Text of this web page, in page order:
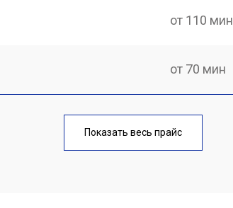
от 110 мин
от 70 мин
от 60 мин
Показать весь прайс